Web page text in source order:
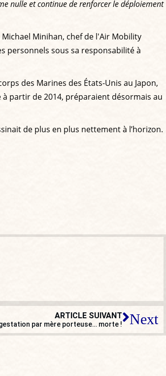
nulle et continue de renforcer le déploiement
Minihan, chef de l'Air Mobility
personnels sous sa responsabilité à
des Marines des États-Unis au Japon,
partir de 2014, préparaient désormais au
de plus en plus nettement à l’horizon.
ARTICLE SUIVANT
par mère porteuse… morte ! Next